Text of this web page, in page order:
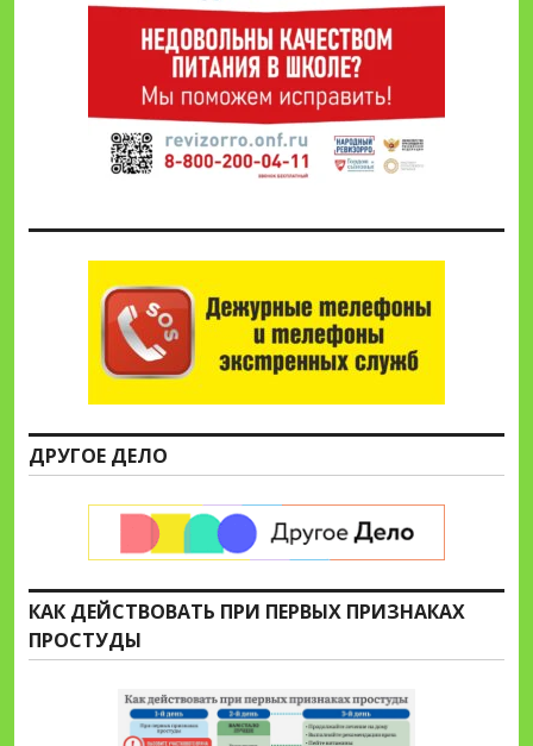
ДРУГОЕ ДЕЛО
КАК ДЕЙСТВОВАТЬ ПРИ ПЕРВЫХ ПРИЗНАКАХ
ПРОСТУДЫ